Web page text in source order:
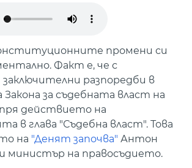
промени си
Факт е, че с
разпоредби в
за съдебната власт на
действието на
в глава "Съдебна власт". Това
на "Денят започва" Антон
министър на правосъдието.